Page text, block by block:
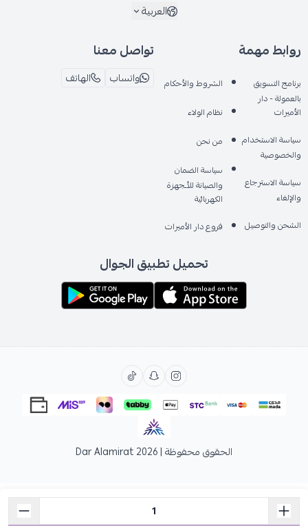
العربية
روابط مهمة
برنامج التسويق
بالعمولة - دار
الأميرات
سياسة الاستخدام
والخصوصية
سياسة الاسترجاع
والإلغاء
الشحن والتوصيل
الشروط والأحكام
نظام الولاء
من نحن
سياسة الضمان
والصيانة للأـجهزة
الكهربائية
فروع دار الأميرات
تواصل معنا
واتساب الهاتف
تحميل تطبيق الجوال
الحقوق محفوظة | 2026 Dar Alamirat